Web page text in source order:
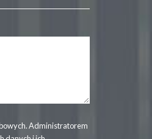
Administratorem